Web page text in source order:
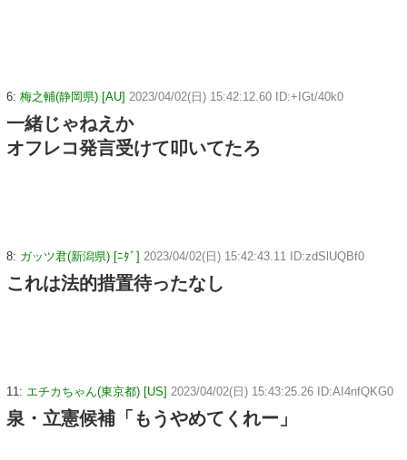
6: 梅之輔(静岡県) [AU] 2023/04/02(日) 15:42:12.60 ID:+IGt/40k0
一緒じゃねえか
オフレコ発言受けて叩いてたろ
8: ガッツ君(新潟県) [ﾆﾀﾞ] 2023/04/02(日) 15:42:43.11 ID:zdSlUQBf0
これは法的措置待ったなし
11: エチカちゃん(東京都) [US] 2023/04/02(日) 15:43:25.26 ID:AI4nfQKG0
泉・立憲候補「もうやめてくれー」